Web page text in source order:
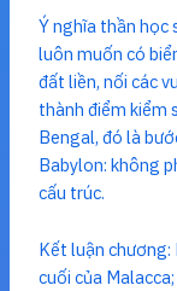
Ý nghĩa thần học
luôn muốn có
đất liền, nối các
thành điểm kiểm
Bengal, đó là
Babylon: không
cấu trúc.
Kết luận chương:
cuối của